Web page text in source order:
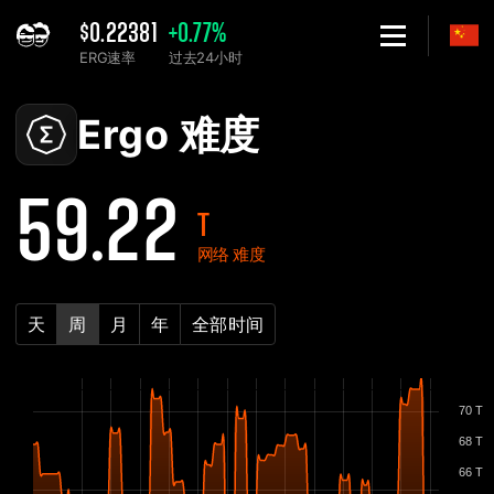
$0.22381
ERG速率
+0.77%
过去24小时
Ergo ERG 网络难度表 - 2Miners
Ergo 难度
59.22 T
网络 难度
天 周 月 年 全部时间
66 T
68 T
70 T